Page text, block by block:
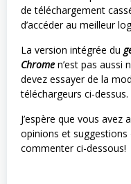
de téléchargement
d’accéder au meilleur
La version intégrée du
Chrome n’est pas aussi
devez essayer de la
téléchargeurs ci-dessus.
J’espère que vous
opinions et
commenter ci-dessous!